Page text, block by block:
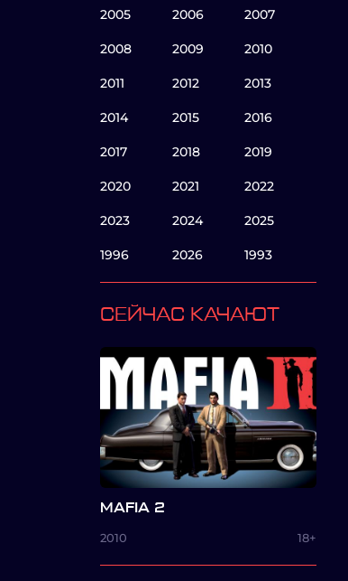
2005 2006 2007
2008 2009 2010
2011 2012 2013
2014 2015 2016
2017 2018 2019
2020 2021 2022
2023 2024 2025
1996 2026 1993
СЕЙЧАС КАЧАЮТ
MAFIA 2
2010 18+